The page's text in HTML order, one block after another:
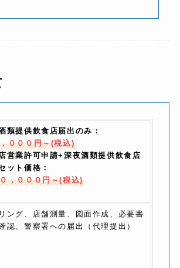
類提供飲食店届出のみ：
０００円～(税込)
営業許可申請+深夜酒類提供飲食店
ット価格：
，０００円～(税込)
ング、店舗測量、図面作成、必要書
認、警察署への届出（代理提出）